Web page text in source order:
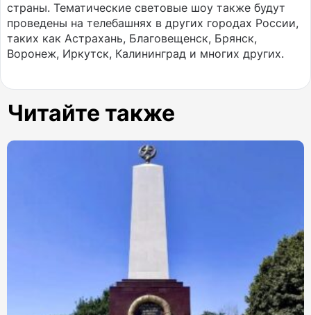
страны. Тематические световые шоу также будут
проведены на телебашнях в других городах России,
таких как Астрахань, Благовещенск, Брянск,
Воронеж, Иркутск, Калининград и многих других.
Читайте также